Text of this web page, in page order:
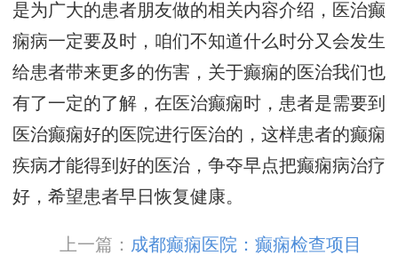
是为广大的患者朋友做的相关内容介绍，医治癫
痫病一定要及时，咱们不知道什么时分又会发生
给患者带来更多的伤害，关于癫痫的医治我们也
有了一定的了解，在医治癫痫时，患者是需要到
医治癫痫好的医院进行医治的，这样患者的癫痫
疾病才能得到好的医治，争夺早点把癫痫病治疗
好，希望患者早日恢复健康。
上一篇： 成都癫痫医院：癫痫检查项目